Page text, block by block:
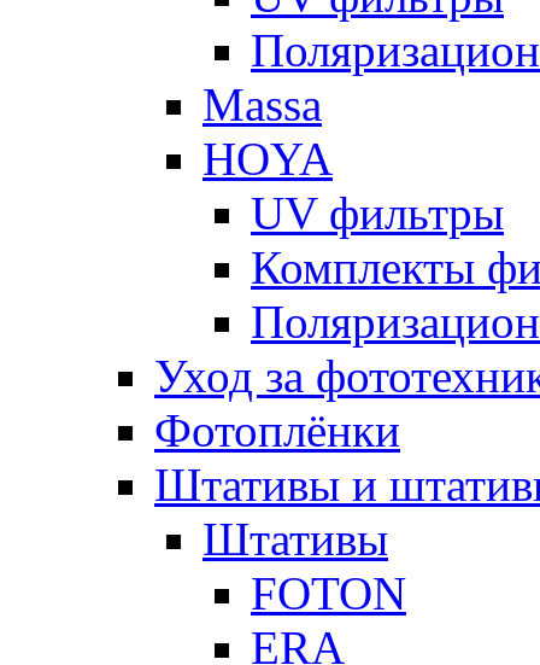
Massa
HOYA
UV фильтры
Комплекты
Уход за
Фотоплёнки
Штативы и
Штативы
FOTON
ERA